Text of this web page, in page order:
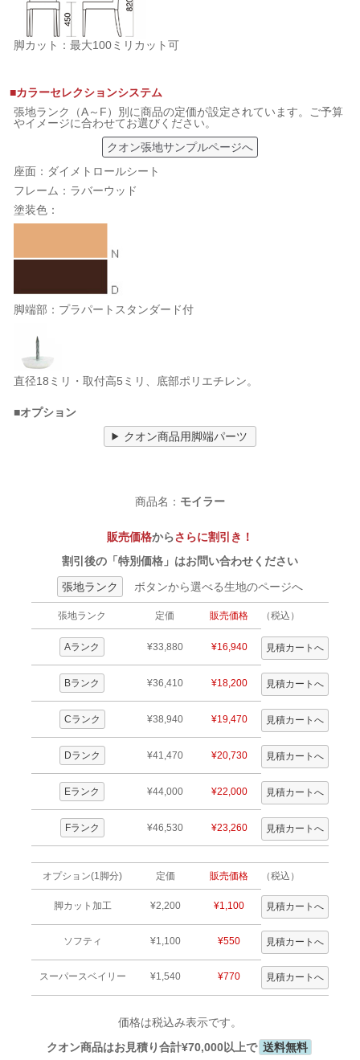
脚カット：最大100ミリカット可
■カラーセレクションシステム
張地ランク（A～F）別に商品の定価が設定されています。ご予算
やイメージに合わせてお選びください。
クオン張地サンプルページへ
座面：ダイメトロールシート
フレーム：ラバーウッド
塗装色：
脚端部：プラパートスタンダード付
直径18ミリ・取付高5ミリ、底部ポリエチレン。
■オプション
クオン商品用脚端パーツ
商品名： モイラー
販売価格からさらに割引き！
割引後の「特別価格」はお問い合わせください
張地ランク
ボタンから選べる生地のページへ
張地ランク 定価 販売価格 （税込）
Aランク ¥33,880 ¥16,940
Bランク ¥36,410 ¥18,200
Cランク ¥38,940 ¥19,470
Dランク ¥41,470 ¥20,730
Eランク ¥44,000 ¥22,000
Fランク ¥46,530 ¥23,260
オプション(1脚分) 定価 販売価格 （税込）
脚カット加工 ¥2,200 ¥1,100
ソフティ ¥1,100 ¥550
スーパースベイリー ¥1,540 ¥770
価格は税込み表示です。
クオン商品はお見積り合計¥70,000以上で 送料無料